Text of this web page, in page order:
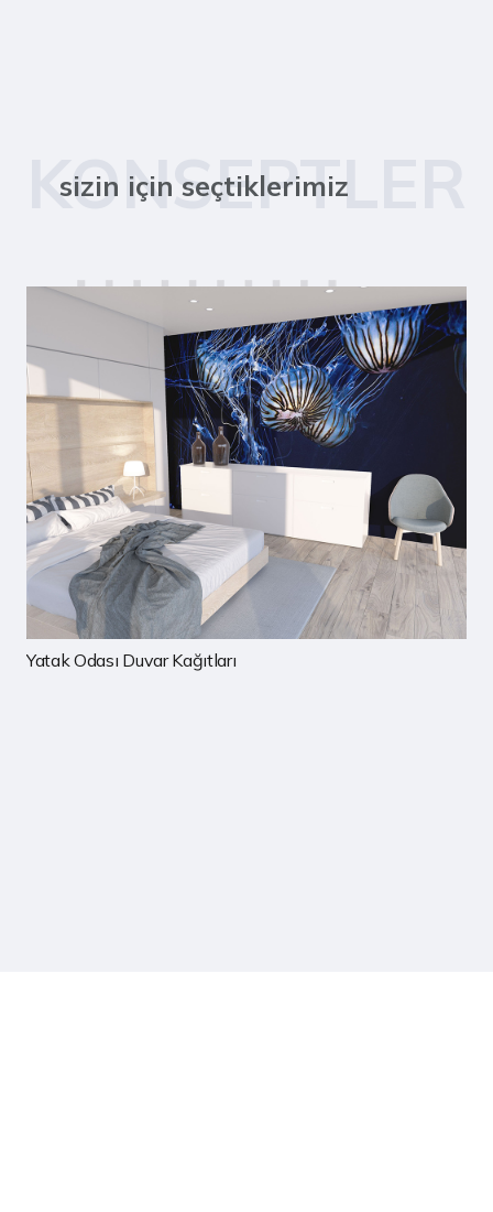
KONSEPTLER
sizin için seçtiklerimiz
Yatak Odası Duvar Kağıtları